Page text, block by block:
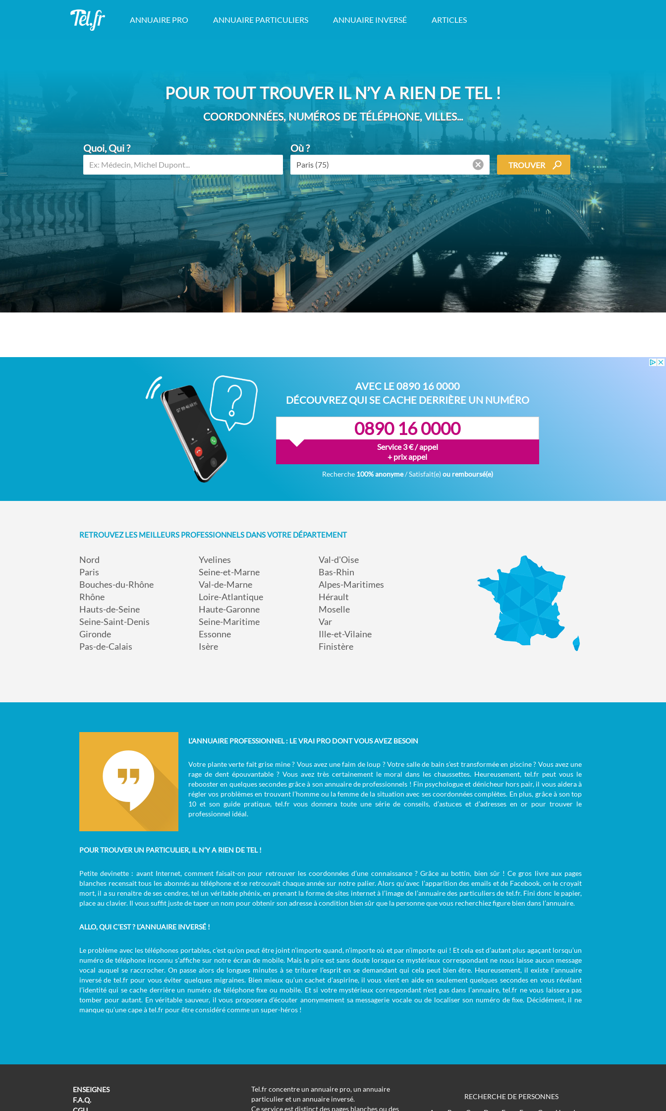
ANNUAIRE PRO ANNUAIRE PARTICULIERS ANNUAIRE INVERSÉ ARTICLES
POUR TOUT TROUVER IL N’Y A RIEN DE TEL !
COORDONNÉES, NUMÉROS DE TÉLÉPHONE, VILLES...
Quoi, Qui ? Où ?
TROUVER
AVEC LE0890 16 0000
DÉCOUVREZ QUI SE CACHE DERRIÈRE UN NUMÉRO
0890 16 0000
Service 3 € / appel
+ prix appel
Recherche 100% anonyme/ Satisfait(e)ou remboursé(e)
RETROUVEZ LES MEILLEURS PROFESSIONNELS DANS VOTRE DÉPARTEMENT
Nord
Paris
Bouches-du-Rhône
Rhône
Hauts-de-Seine
Seine-Saint-Denis
Gironde
Pas-de-Calais
Yvelines
Seine-et-Marne
Val-de-Marne
Loire-Atlantique
Haute-Garonne
Seine-Maritime
Essonne
Isère
Val-d'Oise
Bas-Rhin
Alpes-Maritimes
Hérault
Moselle
Var
Ille-et-Vilaine
Finistère
W
L’ANNUAIRE PROFESSIONNEL : LE VRAI PRO DONT VOUS AVEZ BESOIN
Votre plante verte fait grise mine ? Vous avez une faim de loup ? Votre salle de bain s’est transformée en piscine ? Vous avez une
rage de dent épouvantable ? Vous avez très certainement le moral dans les chaussettes. Heureusement, tel.fr peut vous le
rebooster en quelques secondes grâce à son annuaire de professionnels ! Fin psychologue et dénicheur hors pair, il vous aidera à
régler vos problèmes en trouvant l’homme ou la femme de la situation avec ses coordonnées complètes. En plus, grâce à son top
10 et son guide pratique, tel.fr vous donnera toute une série de conseils, d’astuces et d’adresses en or pour trouver le
professionnel idéal.
POUR TROUVER UN PARTICULIER, IL N’Y A RIEN DE TEL !
Petite devinette : avant Internet, comment faisait-on pour retrouver les coordonnées d’une connaissance ? Grâce au bottin, bien sûr ! Ce gros livre aux pages
blanches recensait tous les abonnés au téléphone et se retrouvait chaque année sur notre palier. Alors qu’avec l’apparition des emails et de Facebook, on le croyait
mort, il a su renaitre de ses cendres, tel un véritable phénix, en prenant la forme de sites internet à l’image de l’annuaire des particuliers de tel.fr. Fini donc le papier,
place au clavier. Il vous suffit juste de taper un nom pour obtenir son adresse à condition bien sûr que la personne que vous recherchiez figure bien dans l’annuaire.
ALLO, QUI C’EST ? L’ANNUAIRE INVERSÉ !
Le problème avec les téléphones portables, c’est qu’on peut être joint n’importe quand, n’importe où et par n’importe qui ! Et cela est d’autant plus agaçant lorsqu’un
numéro de téléphone inconnu s’affiche sur notre écran de mobile. Mais le pire est sans doute lorsque ce mystérieux correspondant ne nous laisse aucun message
vocal auquel se raccrocher. On passe alors de longues minutes à se triturer l’esprit en se demandant qui cela peut bien être. Heureusement, il existe l’annuaire
inversé de tel.fr pour vous éviter quelques migraines. Bien mieux qu’un cachet d’aspirine, il vous vient en aide en seulement quelques secondes en vous révélant
l’identité qui se cache derrière un numéro de téléphone fixe ou mobile. Et si votre mystérieux correspondant n’est pas dans l’annuaire, tel.fr ne vous laissera pas
tomber pour autant. En véritable sauveur, il vous proposera d’écouter anonymement sa messagerie vocale ou de localiser son numéro de fixe. Décidément, il ne
manque qu’une cape à tel.fr pour être considéré comme un super-héros !
ENSEIGNES
F.A.Q.
Tel.fr concentre un annuaire pro, un annuaire
particulier et un annuaire inversé.
Ce service est distinct des pages blanches ou des
RECHERCHE DE PERSONNES